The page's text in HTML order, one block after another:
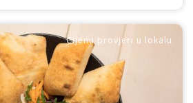
Cijenu provjeri u lokalu